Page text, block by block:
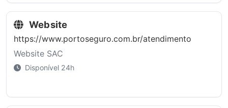
Website
https://www.portoseguro.com.br/atendimento
Website SAC
Disponível 24h